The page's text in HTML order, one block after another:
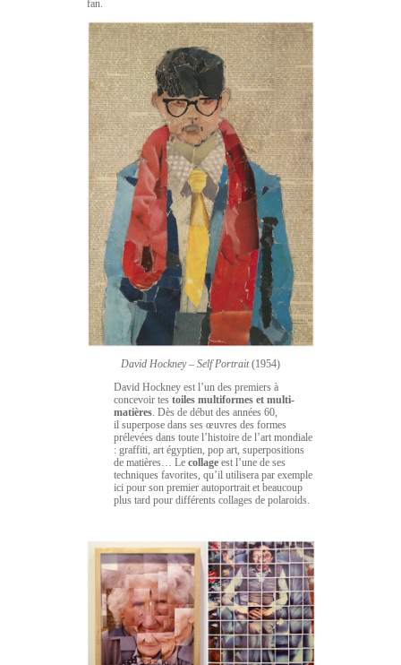
fan.
David Hockney– Self Portrait(1954)
David Hockney est l’un des premiers à
concevoir tes toiles multiformes et multi-
matières. Dès de début des années 60,
il superpose dans ses œuvres des formes
prélevées dans toute l’histoire de l’art mondiale
: graffiti, art égyptien, pop art, superpositions
de matières… Le collageest l’une de ses
techniques favorites, qu’il utilisera par exemple
ici pour son premier autoportrait et beaucoup
plus tard pour différents collages de polaroids.